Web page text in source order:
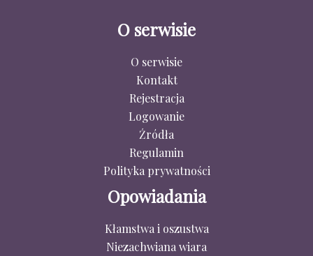
O serwisie
O serwisie
Kontakt
Rejestracja
Logowanie
Źródła
Regulamin
Polityka prywatności
Opowiadania
Kłamstwa i oszustwa
Niezachwiana wiara